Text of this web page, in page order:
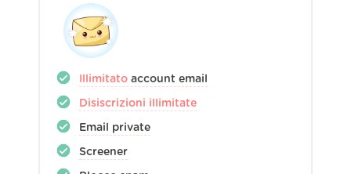
Illimitato account email
Disiscrizioni illimitate
Email private
Screener